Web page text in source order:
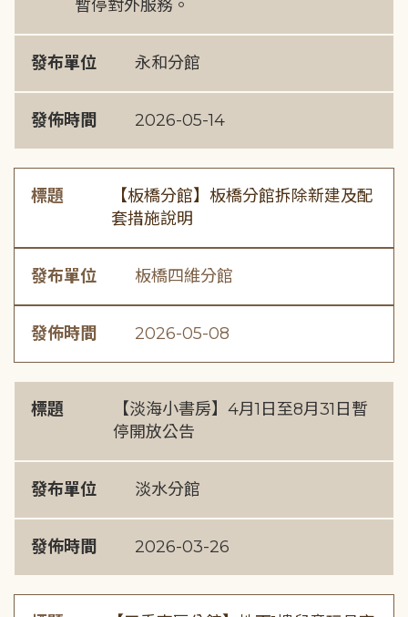
暫停對外服務。
發布單位 永和分館
發佈時間 2026-05-14
標題
【板橋分館】板橋分館拆除新建及配
套措施說明
發布單位 板橋四維分館
發佈時間 2026-05-08
標題
【淡海小書房】4月1日至8月31日暫
停開放公告
發布單位 淡水分館
發佈時間 2026-03-26